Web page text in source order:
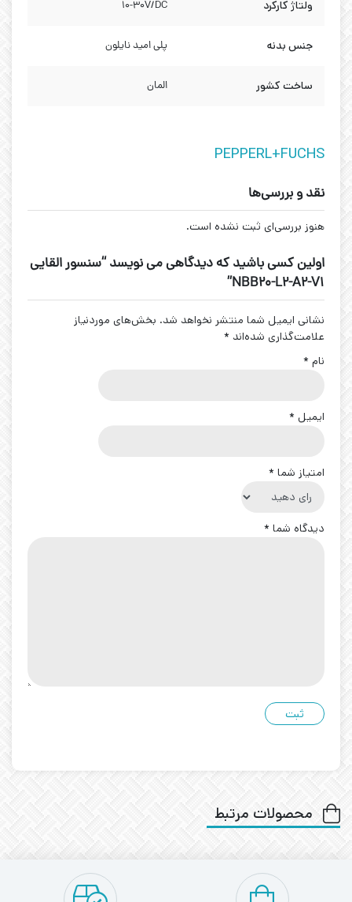
ولتاژ کارکرد 10-30V/DC
جنس بدنه پلی امید نایلون
ساخت کشور المان
PEPPERL+FUCHS
نقد و بررسی‌ها
هنوز بررسی‌ای ثبت نشده است.
اولین کسی باشید که دیدگاهی می نویسد “سنسور القایی
NBB20-L2-A2-V1”
نشانی ایمیل شما منتشر نخواهد شد. بخش‌های موردنیاز
علامت‌گذاری شده‌اند *
نام *
ایمیل *
امتیاز شما *
دیدگاه شما *
محصولات مرتبط